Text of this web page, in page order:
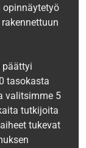
opinnäytetyö
päättyi
tasokasta
valitsimme 5
tutkijoita
tukevat